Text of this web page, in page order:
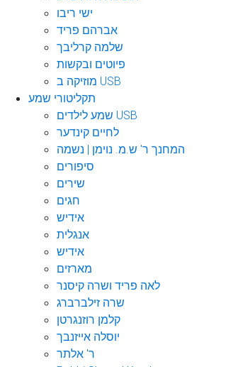
ישי ריבו
אברהם פריד
שלמה קרליבך
פיוטים ובקשות
מוזיקה ב USB
תקליטורי שמע
שמע לילדים USB
לחיים קינדער
המחנך ר' ש.מ. נוימן | נשמה
סיפורים
שירים
חגים
אידיש
אנגלית
אידיש
מארזים
לאה פריד ושרה קיסנר
שרה זילברברג
קלמן רוזנגרטן
יוסלה אייזנבך
ר' אלתר